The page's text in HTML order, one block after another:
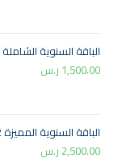
الباقة السنوية الشاملة
1,500.00 ر.س
الباقة السنوية المميزة 12 مستخدم
2,500.00 ر.س